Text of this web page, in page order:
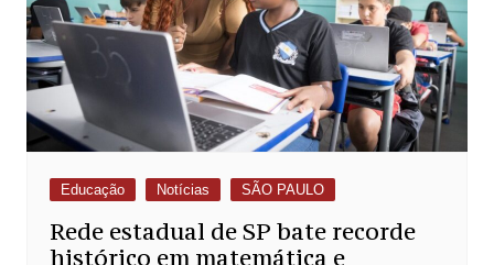
Educação Notícias SÃO PAULO
Rede estadual de SP bate recorde
histórico em matemática e